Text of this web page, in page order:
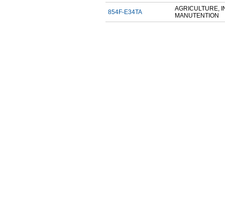
854F-E34TA
AGRICULTURE,
MANUTENTION